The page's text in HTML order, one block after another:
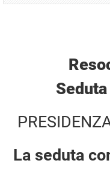
La seduta